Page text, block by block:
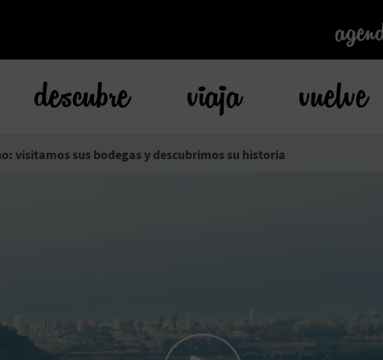
descubre viaja vuelve
visitamos sus bodegas y descubrimos su historia